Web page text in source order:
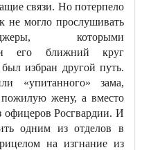
связи. Но потерпело
не могло прослушивать
которыми
и его ближний круг
был избран другой путь.
«упитанного» зама,
жену, а вместо
офицеров Росгвардии. И
одним из отделов в
на изгнание из